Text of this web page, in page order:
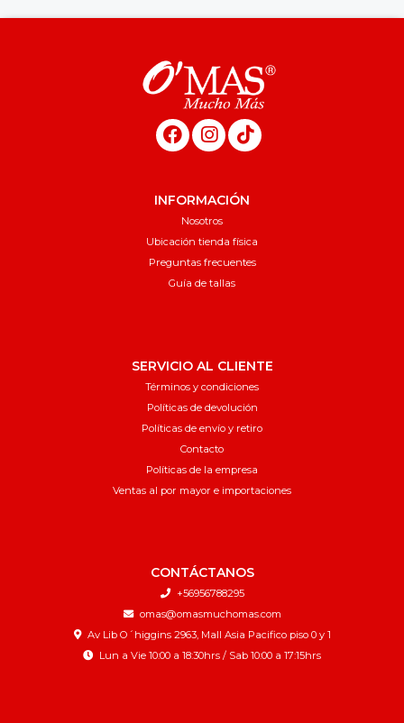
INFORMACIÓN
Nosotros
Ubicación tienda física
Preguntas frecuentes
Guía de tallas
SERVICIO AL CLIENTE
Términos y condiciones
Políticas de devolución
Políticas de envío y retiro
Contacto
Políticas de la empresa
Ventas al por mayor e importaciones
CONTÁCTANOS
+56956788295
omas@omasmuchomas.com
Av Lib O´higgins 2963, Mall Asia Pacifico piso 0 y 1
Lun a Vie 10:00 a 18:30hrs / Sab 10:00 a 17:15hrs